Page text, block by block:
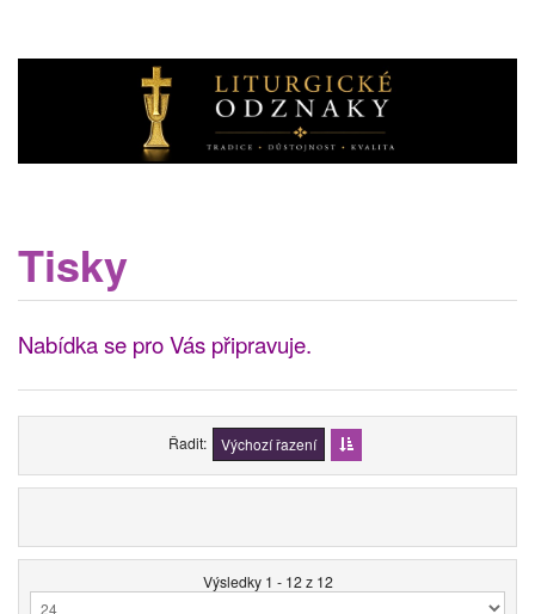
Tisky
Nabídka se pro Vás připravuje.
Řadit Výchozí řazení
Výsledky 1 - 12 z 12